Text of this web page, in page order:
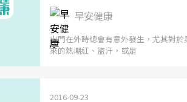
早安健康
出門在外時總會有意外發生，尤其對
來的熱潮紅、盜汗，或是
2016-09-23